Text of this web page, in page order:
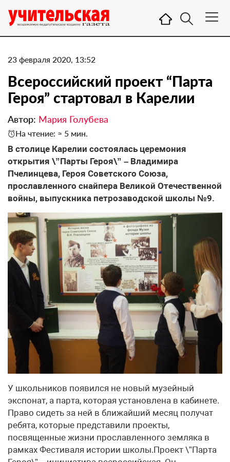
23 февраля 2020, 13:52
​Всероссийский проект “Парта
Героя” стартовал в Карелии
Автор: Мария Голубева
На чтение: ≈ 5 мин.
В столице Карелии состоялась церемония
открытия \”Парты Героя\” – Владимира
Пчелинцева, Героя Советского Союза,
прославленного снайпера Великой Отечественной
войны, выпускника петрозаводской школы №9.
У школьников появился не новый музейный
экспонат, а парта, которая установлена в кабинете.
Право сидеть за ней в ближайший месяц получат
ребята, которые представили проекты,
посвященные жизни прославленного земляка в
рамках Фестиваля истории школы.Проект \”Парта